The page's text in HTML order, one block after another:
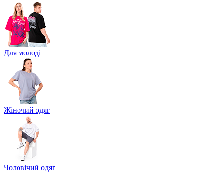
Для молоді
Жіночий одяг
Чоловічий одяг